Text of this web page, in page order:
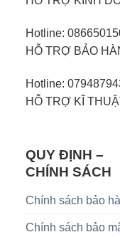
Hotline:
HỖ TRỢ BẢO
Hotline:
HỖ TRỢ KĨ
QUY ĐỊNH –
CHÍNH SÁCH
Chính sách bảo
Chính sách bảo